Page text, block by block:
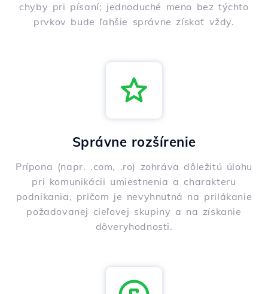
chyby pri písaní; jednoduché meno bez týchto
prvkov bude ľahšie správne získať vždy.
Správne rozšírenie
Prípona (napr. .com, .ro) zohráva dôležitú úlohu
pri komunikácii umiestnenia a charakteru
podnikania, pričom je nevyhnutná na prilákanie
požadovanej cieľovej skupiny a na získanie
dôveryhodnosti.